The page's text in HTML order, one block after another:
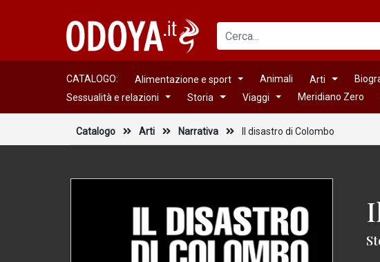
CATALOGO: Alimentazione e sport Animali Arti
Sessualità e relazioni
Storia Viaggi Meridiano Zero
Catalogo Arti Narrativa Il disastro di Colombo